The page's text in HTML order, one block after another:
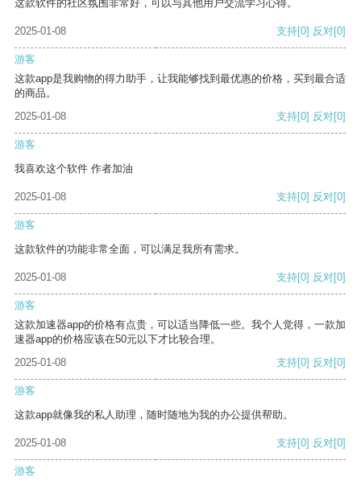
这款软件的社区氛围非常好，可以与其他用户交流学习心得。
2025-01-08 支持[0] 反对[0]
游客
这款app是我购物的得力助手，让我能够找到最优惠的价格，买到最合适
的商品。
2025-01-08
支持[0] 反对[0]
游客
我喜欢这个软件 作者加油
2025-01-08 支持[0] 反对[0]
游客
这款软件的功能非常全面，可以满足我所有需求。
2025-01-08 支持[0] 反对[0]
游客
这款加速器app的价格有点贵，可以适当降低一些。我个人觉得，一款加
速器app的价格应该在50元以下才比较合理。
2025-01-08
支持[0] 反对[0]
游客
这款app就像我的私人助理，随时随地为我的办公提供帮助。
2025-01-08 支持[0] 反对[0]
游客